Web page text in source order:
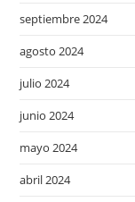
septiembre 2024
agosto 2024
julio 2024
junio 2024
mayo 2024
abril 2024